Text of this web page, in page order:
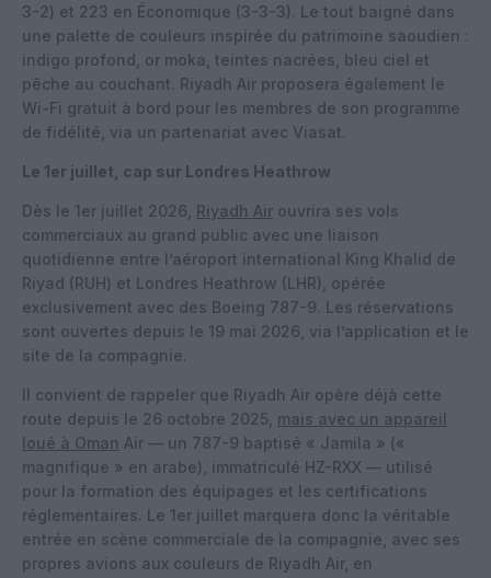
3-2) et 223 en Économique (3-3-3). Le tout baigné dans
une palette de couleurs inspirée du patrimoine saoudien :
indigo profond, or moka, teintes nacrées, bleu ciel et
pêche au couchant. Riyadh Air proposera également le
Wi-Fi gratuit à bord pour les membres de son programme
de fidélité, via un partenariat avec Viasat.
Le 1er juillet, cap sur Londres Heathrow
Dès le 1er juillet 2026, Riyadh Air ouvrira ses vols
commerciaux au grand public avec une liaison
quotidienne entre l’aéroport international King Khalid de
Riyad (RUH) et Londres Heathrow (LHR), opérée
exclusivement avec des Boeing 787-9. Les réservations
sont ouvertes depuis le 19 mai 2026, via l’application et le
site de la compagnie.
Il convient de rappeler que Riyadh Air opère déjà cette
route depuis le 26 octobre 2025, mais avec un appareil
loué à Oman Air — un 787-9 baptisé « Jamila » («
magnifique » en arabe), immatriculé HZ-RXX — utilisé
pour la formation des équipages et les certifications
réglementaires. Le 1er juillet marquera donc la véritable
entrée en scène commerciale de la compagnie, avec ses
propres avions aux couleurs de Riyadh Air, en